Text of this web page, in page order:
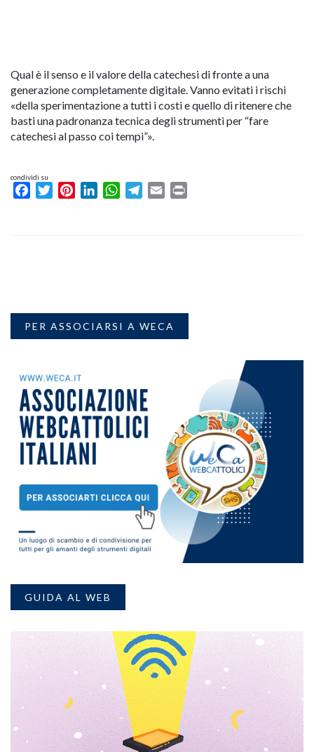
Qual è il senso e il valore della catechesi di fronte a una
generazione completamente digitale. Vanno evitati i rischi
«della sperimentazione a tutti i costi e quello di ritenere che
basti una padronanza tecnica degli strumenti per “fare
catechesi al passo coi tempi”».
condividi su
FacebookTwitterPinterestLinkedInWhatsAppTelegram
Email
PER ASSOCIARSI A WECA
GUIDA AL WEB